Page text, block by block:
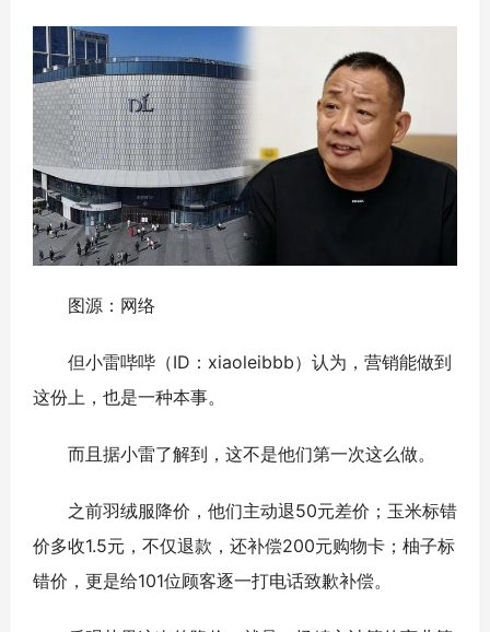
图源：网络
但小雷哔哔（ID：xiaoleibbb）认为，营销能做到
这份上，也是一种本事。
而且据小雷了解到，这不是他们第一次这么做。
之前羽绒服降价，他们主动退50元差价；玉米标错
价多收1.5元，不仅退款，还补偿200元购物卡；柚子标
错价，更是给101位顾客逐一打电话致歉补偿。